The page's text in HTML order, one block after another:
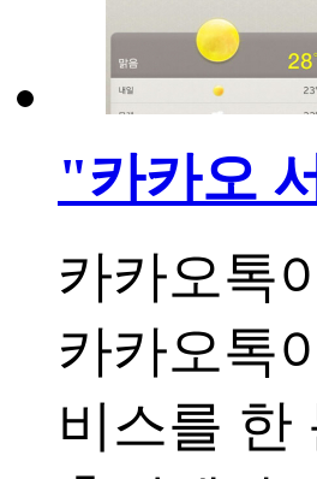
"카카오
카카오톡
카카오톡
비스를 한